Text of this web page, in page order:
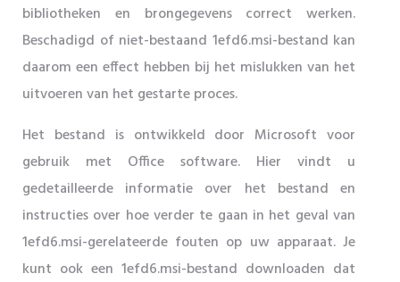
bibliotheken en brongegevens correct werken.
Beschadigd of niet-bestaand 1efd6.msi-bestand kan
daarom een ​​effect hebben bij het mislukken van het
uitvoeren van het gestarte proces.
Het bestand is ontwikkeld door Microsoft voor
gebruik met Office software. Hier vindt u
gedetailleerde informatie over het bestand en
instructies over hoe verder te gaan in het geval van
1efd6.msi-gerelateerde fouten op uw apparaat. Je
kunt ook een 1efd6.msi-bestand downloaden dat